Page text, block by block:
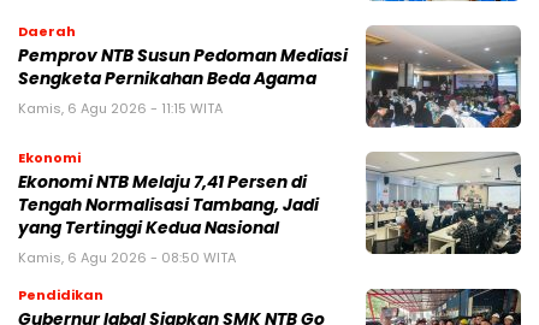
Daerah
Pemprov NTB Susun Pedoman Mediasi
Sengketa Pernikahan Beda Agama
Kamis, 6 Agu 2026 - 11:15 WITA
Ekonomi
Ekonomi NTB Melaju 7,41 Persen di
Tengah Normalisasi Tambang, Jadi
yang Tertinggi Kedua Nasional
Kamis, 6 Agu 2026 - 08:50 WITA
Pendidikan
Gubernur Iqbal Siapkan SMK NTB Go